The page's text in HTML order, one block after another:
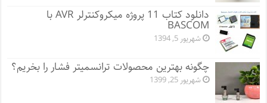
دانلود کتاب 11 پروژه میکروکنترلر AVR با
BASCOM
شهریور 5, 1394
چگونه بهترین محصولات ترانسمیتر فشار را بخریم؟
شهریور 25, 1399